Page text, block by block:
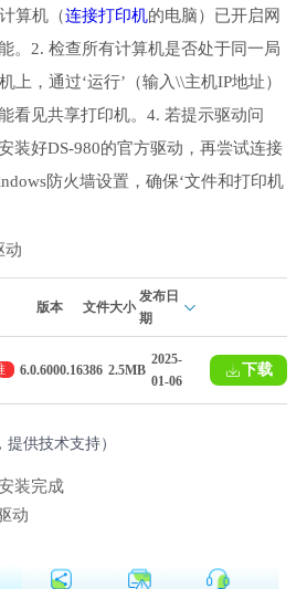
算机（连接打印机的电脑）已开启网
。2. 检查所有计算机是否处于同一局
上，通过‘运行’（输入\\主机IP地址）
看见共享打印机。4. 若提示驱动问
装好DS-980的官方驱动，再尝试连接
防火墙设置，确保‘文件和打印机
动
版本 文件大小
发布日
期
6.0.6000.16386 2.5MB
2025-
01-06
下载
供技术支持）
装完成
动